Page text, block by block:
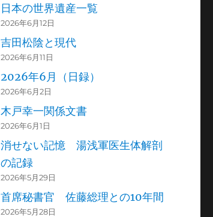
日本の世界遺産一覧
2026年6月12日
吉田松陰と現代
2026年6月11日
2026年6月（日録）
2026年6月2日
木戸幸一関係文書
2026年6月1日
消せない記憶 湯浅軍医生体解剖
の記録
2026年5月29日
首席秘書官 佐藤総理との10年間
2026年5月28日